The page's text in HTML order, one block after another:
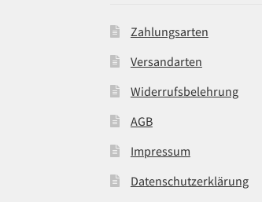
Zahlungsarten
Versandarten
Widerrufsbelehrung
AGB
Impressum
Datenschutzerklärung